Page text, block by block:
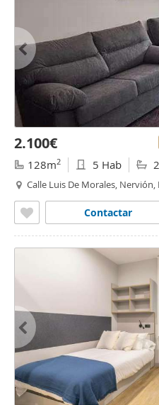
2.100€
128m2 5 Hab
Calle Luis De Morales,
Contactar